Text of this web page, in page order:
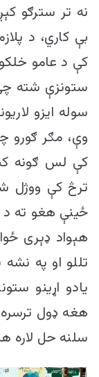
نه تر سترګو
بې کاري، د
کې د عامو
ستونزې شته
سوله ایزو
وې، مګر ګورو
کې لس ګونه
ترڅ کې ووژل
ځینې هغو ته د
هېواد ډېری
تللو او په
یادو اړینو
هغه ډول
سلنه حل لاره